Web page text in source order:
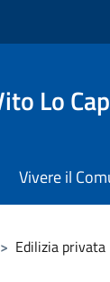
Lo
Vivere il
> Edilizia privata